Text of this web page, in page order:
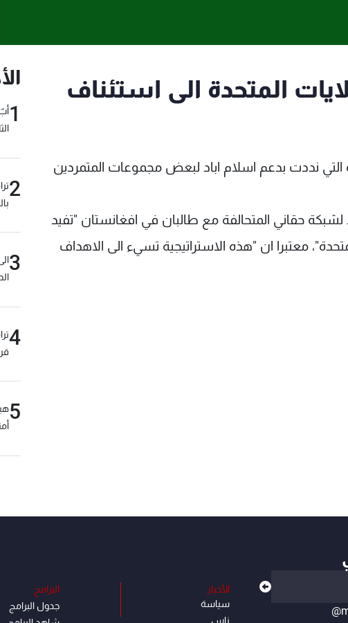
المتحدة الى استئناف
التي نددت بدعم اسلام اباد لبعض مجموعات المتمردين
لشبكة حقاني المتحالفة مع طالبان في افغانستان "تفيد
معتبرا ان "هذه الاستراتيجية تسيء الى الاهداف
1
2
3
4
5
الأخبار
سياسة
ناس
البرامج
جدول البرامج